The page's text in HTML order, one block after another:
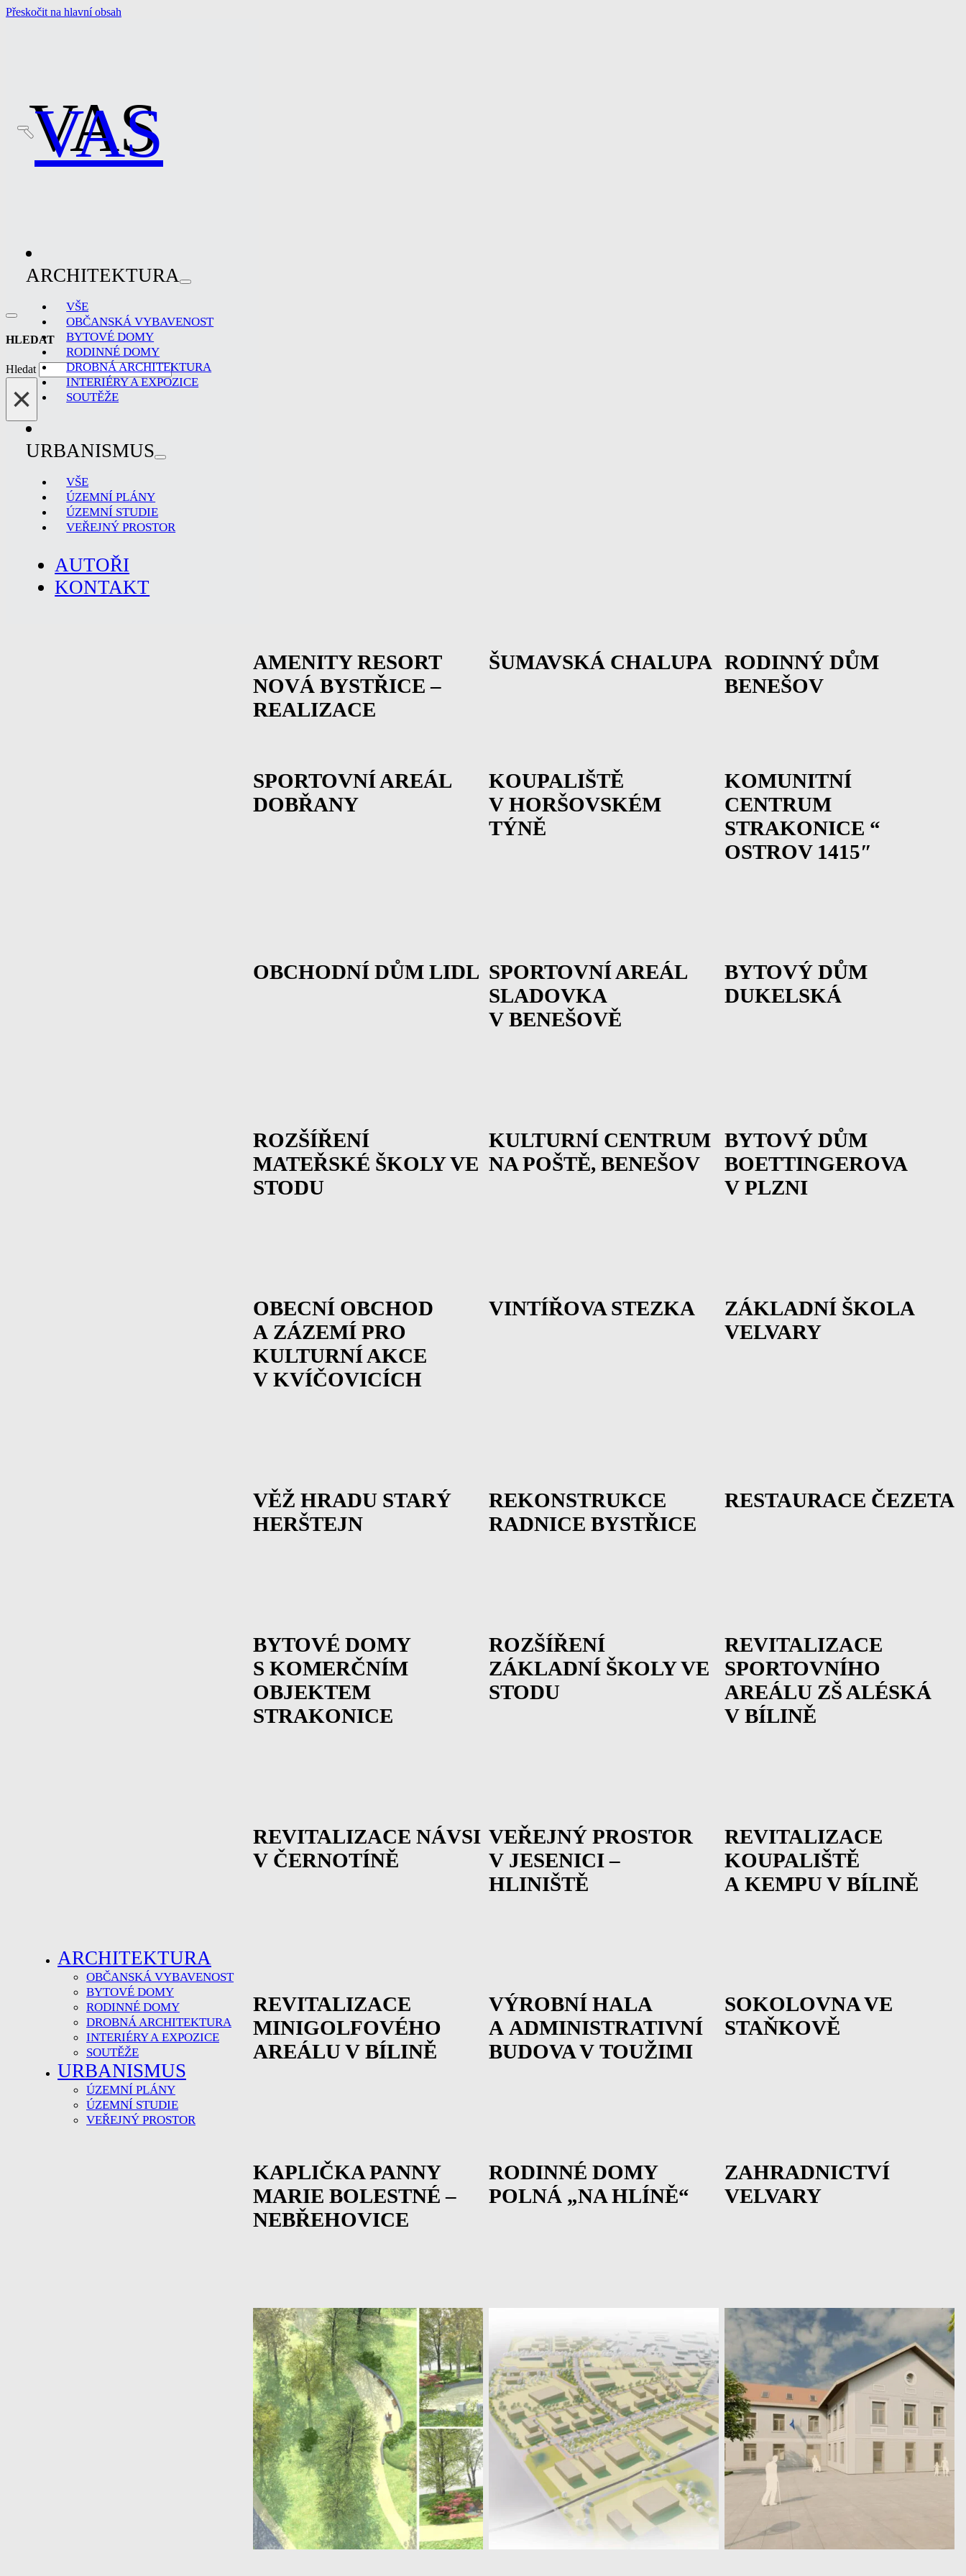
Přeskočit na hlavní obsah
VAS
HLEDAT
Hledat
×
VAS
ARCHITEKTURA
VŠE
OBČANSKÁ VYBAVENOST
BYTOVÉ DOMY
RODINNÉ DOMY
DROBNÁ ARCHITEKTURA
INTERIÉRY A EXPOZICE
SOUTĚŽE
URBANISMUS
VŠE
ÚZEMNÍ PLÁNY
ÚZEMNÍ STUDIE
VEŘEJNÝ PROSTOR
AUTOŘI
KONTAKT
ARCHITEKTURA
OBČANSKÁ VYBAVENOST
BYTOVÉ DOMY
RODINNÉ DOMY
DROBNÁ ARCHITEKTURA
INTERIÉRY A EXPOZICE
SOUTĚŽE
URBANISMUS
ÚZEMNÍ PLÁNY
ÚZEMNÍ STUDIE
VEŘEJNÝ PROSTOR
AMENITY RESORT
NOVÁ BYSTŘICE –
REALIZACE
ŠUMAVSKÁ CHALUPA RODINNÝ DŮM
BENEŠOV
SPORTOVNÍ AREÁL
DOBŘANY
KOUPALIŠTĚ
V HORŠOVSKÉM
TÝNĚ
KOMUNITNÍ
CENTRUM
STRAKONICE “
OSTROV 1415″
OBCHODNÍ DŮM LIDL SPORTOVNÍ AREÁL
SLADOVKA
V BENEŠOVĚ
BYTOVÝ DŮM
DUKELSKÁ
ROZŠÍŘENÍ
MATEŘSKÉ ŠKOLY VE
STODU
KULTURNÍ CENTRUM
NA POŠTĚ, BENEŠOV
BYTOVÝ DŮM
BOETTINGEROVA
V PLZNI
OBECNÍ OBCHOD
A ZÁZEMÍ PRO
KULTURNÍ AKCE
V KVÍČOVICÍCH
VINTÍŘOVA STEZKA
ZÁKLADNÍ ŠKOLA
VELVARY
VĚŽ HRADU STARÝ
HERŠTEJN
REKONSTRUKCE
RADNICE BYSTŘICE
RESTAURACE ČEZETA
BYTOVÉ DOMY
S KOMERČNÍM
OBJEKTEM
STRAKONICE
ROZŠÍŘENÍ
ZÁKLADNÍ ŠKOLY VE
STODU
REVITALIZACE
SPORTOVNÍHO
AREÁLU ZŠ ALÉSKÁ
V BÍLINĚ
REVITALIZACE NÁVSI
V ČERNOTÍNĚ
VEŘEJNÝ PROSTOR
V JESENICI –
HLINIŠTĚ
REVITALIZACE
KOUPALIŠTĚ
A KEMPU V BÍLINĚ
REVITALIZACE
MINIGOLFOVÉHO
AREÁLU V BÍLINĚ
VÝROBNÍ HALA
A ADMINISTRATIVNÍ
BUDOVA V TOUŽIMI
SOKOLOVNA VE
STAŇKOVĚ
KAPLIČKA PANNY
MARIE BOLESTNÉ –
NEBŘEHOVICE
RODINNÉ DOMY
POLNÁ „NA HLÍNĚ“
ZAHRADNICTVÍ
VELVARY